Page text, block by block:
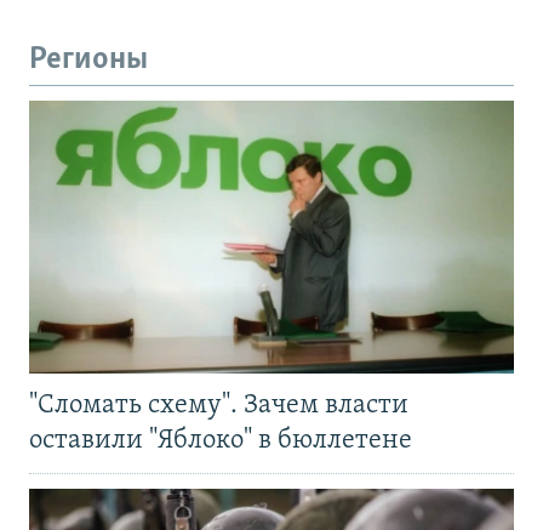
Регионы
"Сломать схему". Зачем власти
оставили "Яблоко" в бюллетене